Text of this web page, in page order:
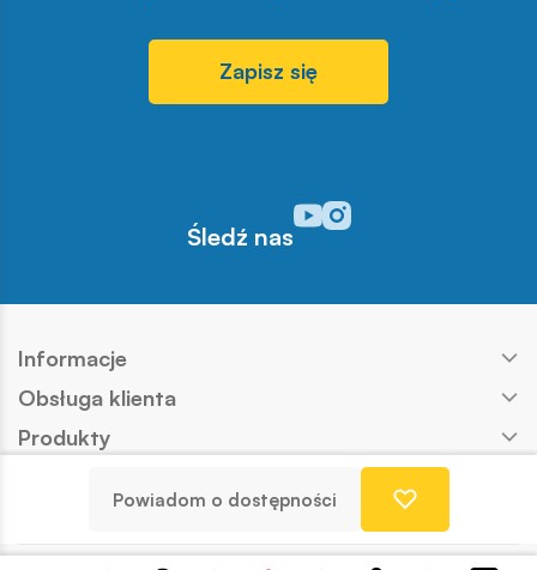
Powiadom o dostępności
Zapisz się
Śledź nas
Odwiedź nasz profil w
Odwiedź nasz profil w
Informacje
Obsługa klienta
Produkty
Nasze marki